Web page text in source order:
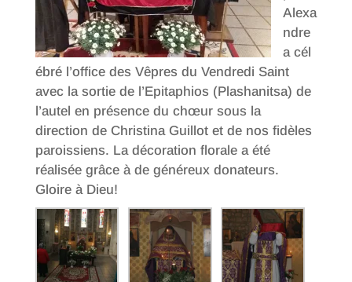
Alexa
ndre
a cél
ébré l’office des Vêpres du Vendredi Saint
avec la sortie de l’Epitaphios (Plashanitsa) de
l’autel en présence du chœur sous la
direction de Christina Guillot et de nos fidèles
paroissiens. La décoration florale a été
réalisée grâce à de généreux donateurs.
Gloire à Dieu!